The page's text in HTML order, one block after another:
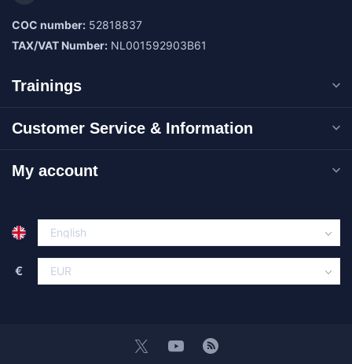
COC number: 52818837
TAX/VAT Number: NL001592903B61
Trainings
Customer Service & Information
My account
€